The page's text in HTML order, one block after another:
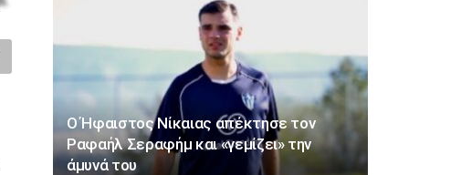
Ο Ήφαιστος Νίκαιας απέκτησε τον
Ραφαήλ Σεραφήμ και «γεμίζει» την
άμυνά του